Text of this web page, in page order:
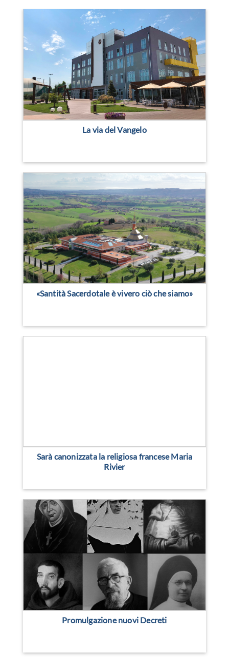
La via del Vangelo
«Santità Sacerdotale è vivero ciò che siamo»
Sarà canonizzata la religiosa francese Maria
Rivier
Promulgazione nuovi Decreti